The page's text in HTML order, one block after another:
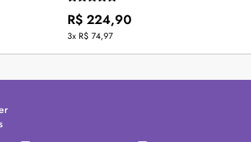
R$ 224,90
3x R$ 74,97